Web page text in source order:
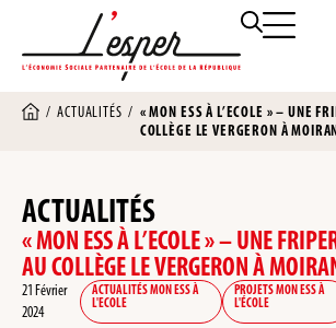
/ACTUALITÉS / « MON ESS À L’ECOLE » – UNE
COLLÈGE LE VERGERON À
ACTUALITÉS
« MON ESS À L’ECOLE » – UNE
AU COLLÈGE LE VERGERON À
21 Février
2024
ACTUALITÉS MON ESS À
L'ECOLE
PROJETS MON ESS À
L'ÉCOLE